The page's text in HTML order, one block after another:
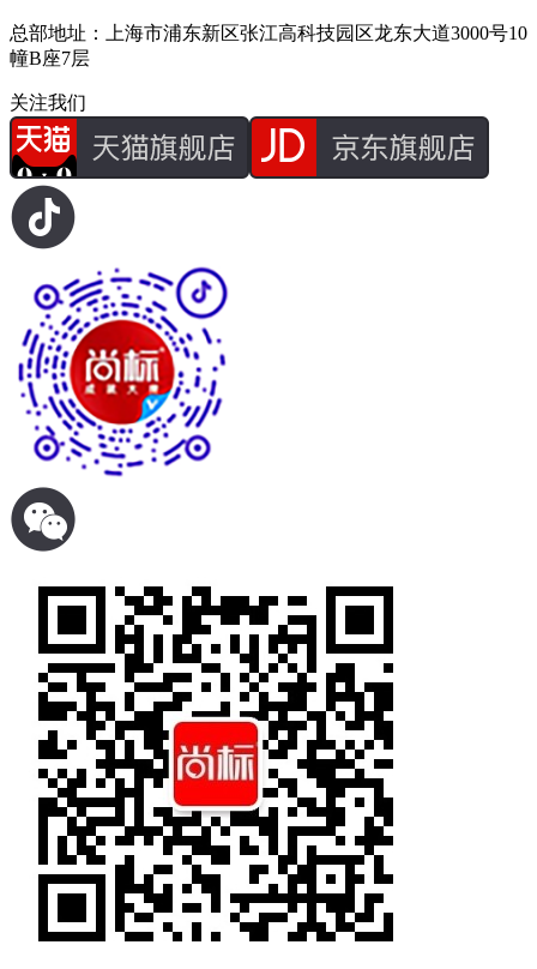
总部地址：上海市浦东新区张江高科技园区龙东大道3000号10
幢B座7层
关注我们